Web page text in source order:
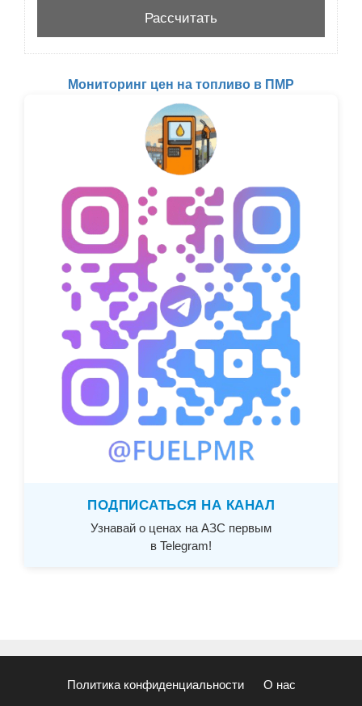
Мониторинг цен на топливо в ПМР
ПОДПИСАТЬСЯ НА КАНАЛ
Узнавай о ценах на АЗС первым
в Telegram!
Политика конфиденциальности О нас